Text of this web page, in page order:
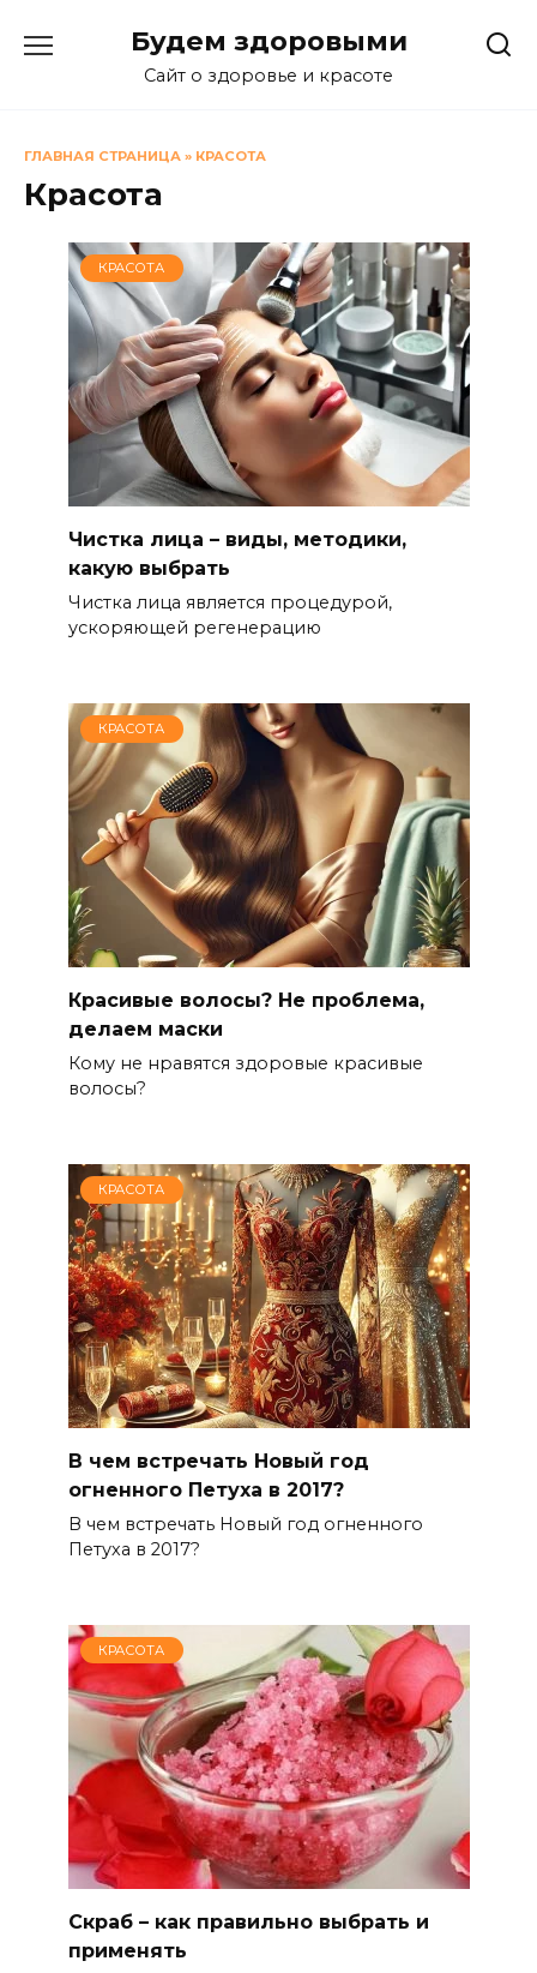
Будем здоровыми
Сайт о здоровье и красоте
ГЛАВНАЯ СТРАНИЦА » КРАСОТА
Красота
КРАСОТА
Чистка лица – виды, методики,
какую выбрать
Чистка лица является процедурой,
ускоряющей регенерацию
КРАСОТА
Красивые волосы? Не проблема,
делаем маски
Кому не нравятся здоровые красивые
волосы?
КРАСОТА
В чем встречать Новый год
огненного Петуха в 2017?
В чем встречать Новый год огненного
Петуха в 2017?
КРАСОТА
Скраб – как правильно выбрать и
применять